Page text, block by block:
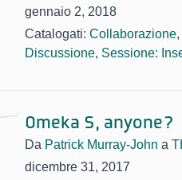
gennaio 2, 2018
Catalogati: Collaborazione,
Discussione, Sessione:
Omeka S, anyone?
Da Patrick Murray-John a
dicembre 31, 2017